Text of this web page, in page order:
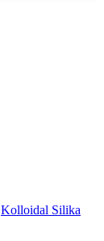
Kolloidal Silika